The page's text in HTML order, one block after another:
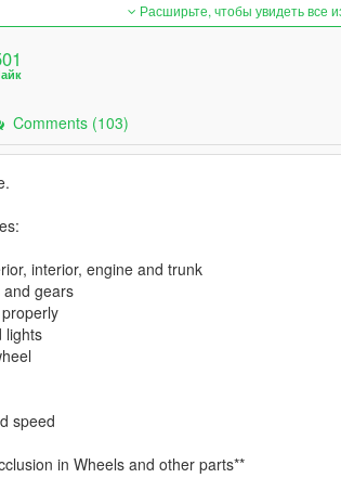
Расширьте, чтобы увидеть все
Comments (103)
interior, engine and trunk
gears
lights
speed
in Wheels and other parts**